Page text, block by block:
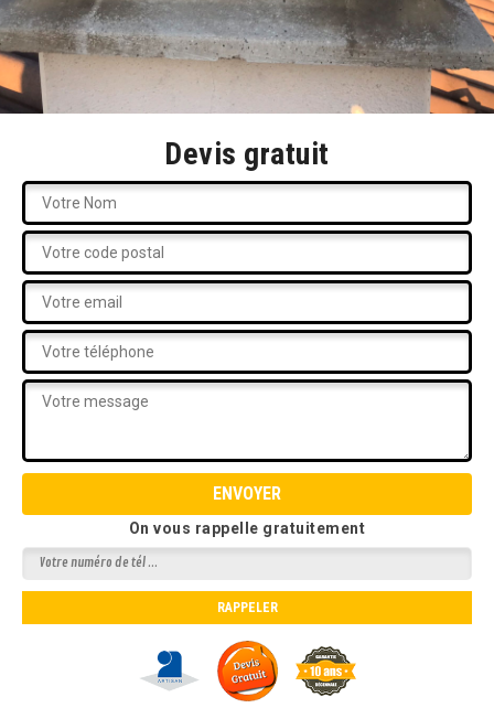
Devis gratuit
On vous rappelle gratuitement